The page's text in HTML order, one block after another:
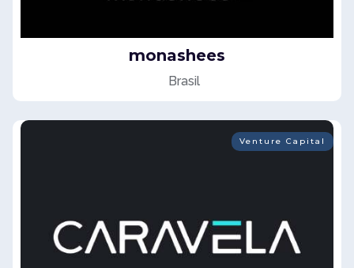
monashees
Brasil
Venture Capital